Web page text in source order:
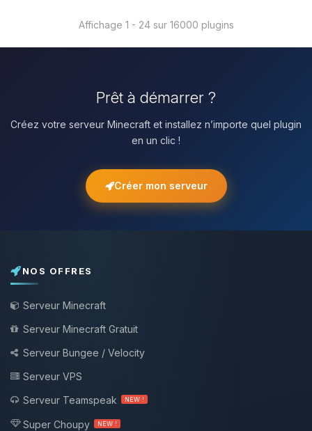
Affichage 1 - 24 sur 16000 plugins
Prêt à démarrer ?
Créez votre serveur Minecraft et installez n’importe quel plugin
en un clic !
Créer mon serveur
NOS OFFRES
Serveur Minecraft
Serveur Minecraft Gratuit
Serveur Bungee / Velocity
Serveur VPS
Serveur Teamspeak
NEW !
Super Choupy NEW !